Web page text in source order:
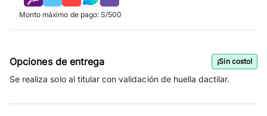
Monto máximo de pago: S/500
Opciones de entrega ¡Sin costo!
Se realiza solo al titular con validación de huella dactilar.